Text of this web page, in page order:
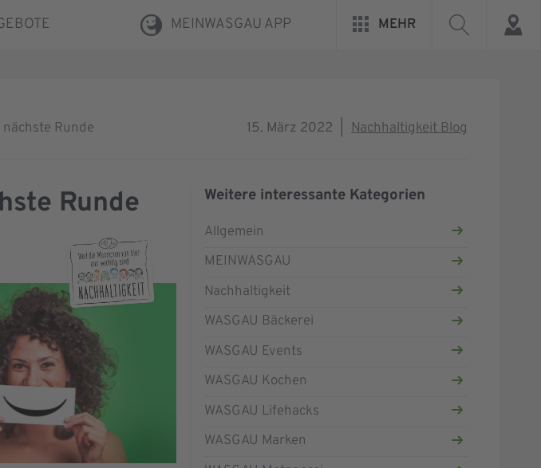
MEINWASGAU APP MEHR
Runde 15. März 2022 Nachhaltigkeit Blog
Runde Weitere interessante Kategorien
Allgemein
MEINWASGAU
Nachhaltigkeit
WASGAU Bäckerei
WASGAU Events
WASGAU Kochen
WASGAU Lifehacks
WASGAU Marken